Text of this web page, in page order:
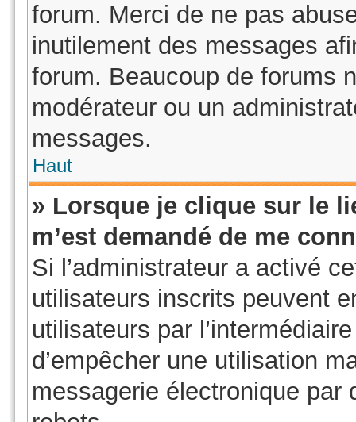
forum. Merci de ne pas
inutilement des messages
forum. Beaucoup de forums
modérateur ou un
messages.
Haut
» Lorsque je clique sur le
m’est demandé de me
Si l’administrateur a activé
utilisateurs inscrits peuvent
utilisateurs par
d’empêcher une utilisation
messagerie électronique